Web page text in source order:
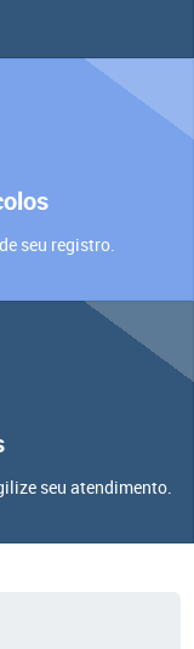
seu registro.
seu atendimento.